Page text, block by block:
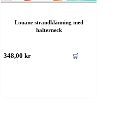
Louane strandklänning med
halterneck
348,00kr 🛒